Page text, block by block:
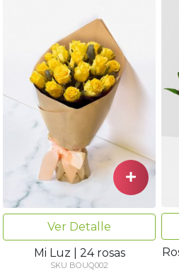
Ver Detalle
Mi Luz | 24 rosas
SKU BOUQ002